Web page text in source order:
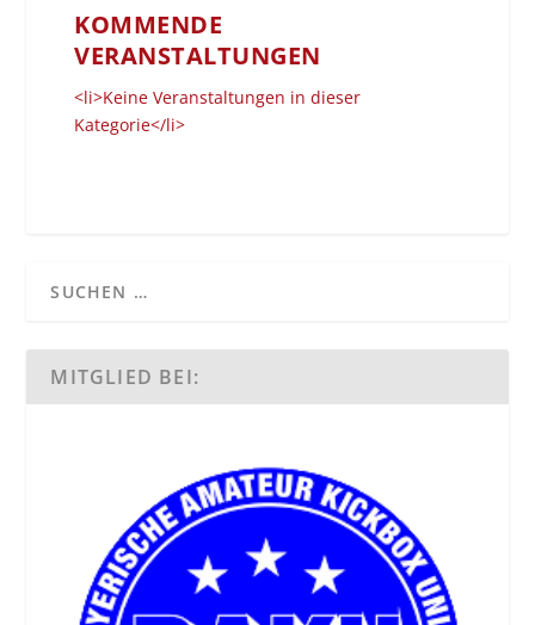
KOMMENDE
VERANSTALTUNGEN
<li>Keine Veranstaltungen in dieser
Kategorie</li>
MITGLIED BEI: